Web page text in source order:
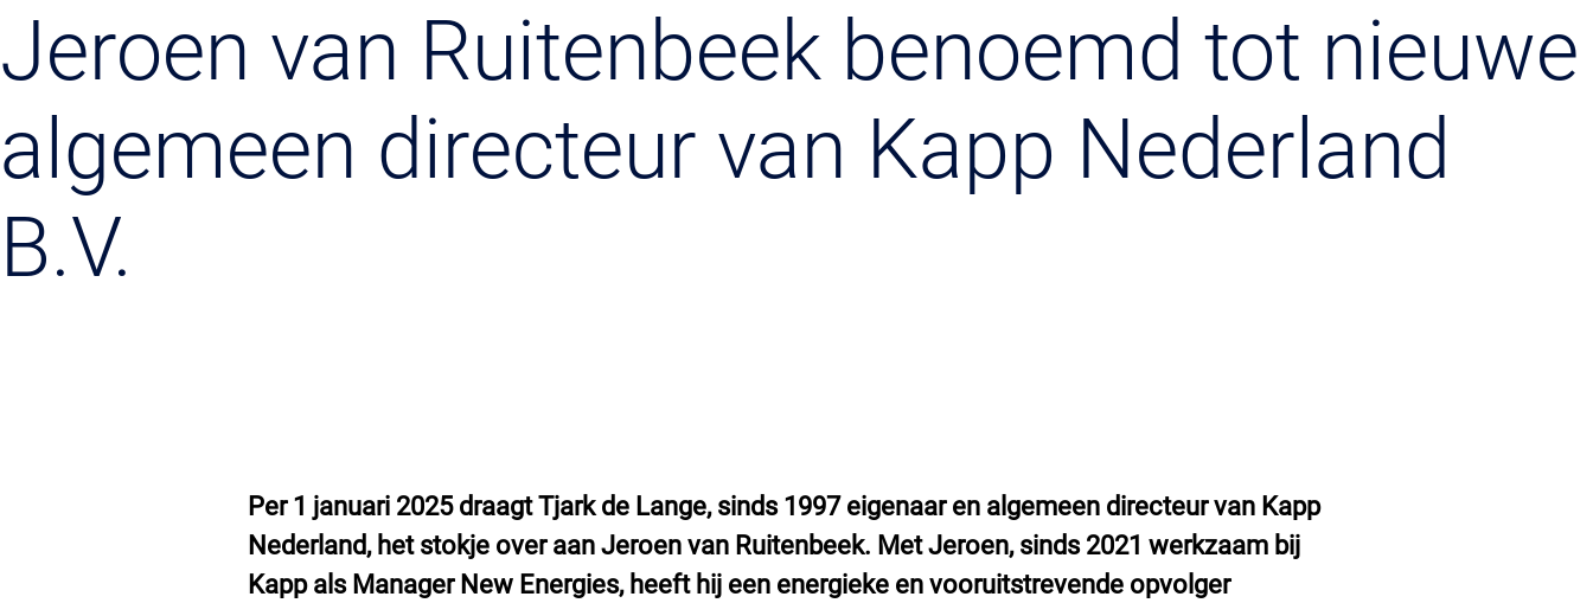
Jeroen van Ruitenbeek benoemd tot nieuwe
algemeen directeur van Kapp Nederland
B.V.
Per 1 januari 2025 draagt Tjark de Lange, sinds 1997 eigenaar en algemeen directeur van Kapp
Nederland, het stokje over aan Jeroen van Ruitenbeek. Met Jeroen, sinds 2021 werkzaam bij
Kapp als Manager New Energies, heeft hij een energieke en vooruitstrevende opvolger